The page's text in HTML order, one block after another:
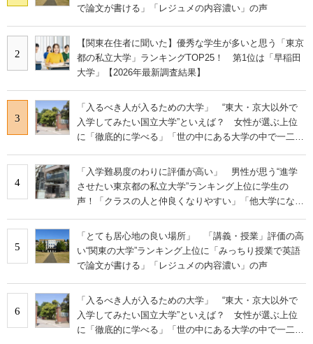
で論文が書ける」「レジュメの内容濃い」の声
2
【関東在住者に聞いた】優秀な学生が多いと思う「東京
都の私立大学」ランキングTOP25！ 第1位は「早稲田
大学」【2026年最新調査結果】
3
「入るべき人が入るための大学」 “東大・京大以外で
入学してみたい国立大学”といえば？ 女性が選ぶ上位
に「徹底的に学べる」「世の中にある大学の中で一二を
4
「入学難易度のわりに評価が高い」 男性が思う“進学
させたい東京都の私立大学”ランキング上位に学生の
声！「クラスの人と仲良くなりやすい」「他大学にない
5
「とても居心地の良い場所」 「講義・授業」評価の高
い“関東の大学”ランキング上位に「みっちり授業で英語
で論文が書ける」「レジュメの内容濃い」の声
6
「入るべき人が入るための大学」 “東大・京大以外で
入学してみたい国立大学”といえば？ 女性が選ぶ上位
に「徹底的に学べる」「世の中にある大学の中で一二を